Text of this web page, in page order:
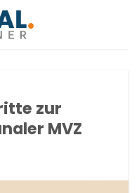
zur
MVZ